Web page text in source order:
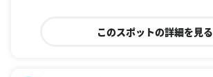
このスポットの詳細を見る